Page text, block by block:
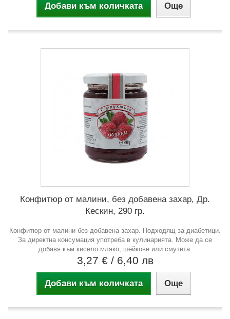
Добави към количката Още
Конфитюр от малини, без добавена захар, Др.
Кескин, 290 гр.
Конфитюр от малини без добавена захар. Подходящ за диабетици.
За директна консумация употреба в кулинарията. Може да се
добавя към кисело мляко, шейкове или смутита.
3,27 € / 6,40 лв
Добави към количката Още